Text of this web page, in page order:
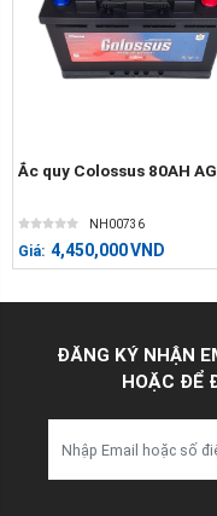
Ắc quy Colossus 80AH
NH00736
Giá: 4,450,000VND
ĐĂNG KÝ NHẬN
HOẶC ĐỂ